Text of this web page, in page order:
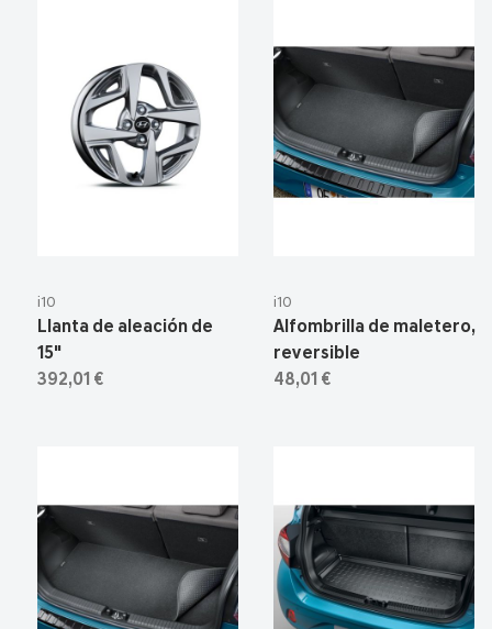
i10
Llanta de aleación de
15"
392,01 €
i10
Alfombrilla de maletero,
reversible
48,01 €